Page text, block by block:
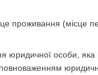
проживання (місце
особи, яка
повноваженням